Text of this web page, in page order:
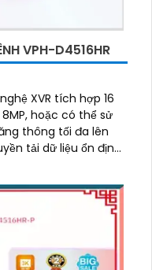
VPH-D4516HR
XVR tích hợp 16
8MP, hoặc có thể sử
tải dữ liệu ổn định,